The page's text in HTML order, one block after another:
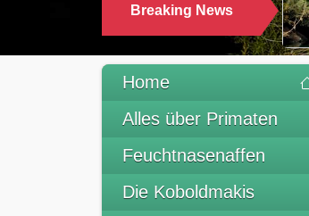
Breaking News
WARUM LANGUREN SALZWASSER
Home
Alles über Primaten
Feuchtnasenaffen
Die Koboldmakis